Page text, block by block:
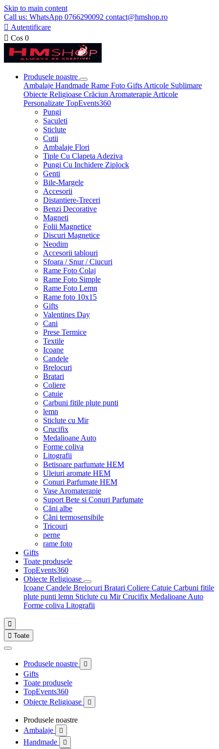
Skip to main content
Call us: WhatsApp 0766290092 contact@hmshop.ro
 Autentificare
 Cos 0
Produsele noastre
Ambalaje Handmade Rame Foto Gifts Articole Sublimare
Obiecte Religioase Crăciun Aromaterapie Articole
Personalizate TopEvents360
Pungi
Saculeti
Sticlute
Cutii
Ambalaje Flori
Tiple Cu Clapeta Adeziva
Pungi Cu Inchidere Ziplock
Genti
Bile-Margele
Accesorii
Distantiere-Treceri
Benzi Decorative
Magneti
Folii Magnetice
Discuri Magnetice
Neodim
Accesorii tablouri
Sfoara / Snur / Ciucuri
Rame Foto Colaj
Rame Foto Simple
Rame Foto Lemn
Rame foto 10x15
Gifts
Valentines Day
Cani
Prese Termice
Textile
Icoane
Candele
Brelocuri
Bratari
Coliere
Catuie
Carbuni fitile plute punti
lemn
Sticlute cu Mir
Crucifix
Medalioane Auto
Forme coliva
Litografii
Betisoare parfumate HEM
Uleiuri aromate HEM
Conuri Parfumate HEM
Vase Aromaterapie
Suport Bete si Conuri Parfumate
Căni albe
Căni termosensibile
Tricouri
perne
rame foto
Gifts
Toate produsele
TopEvents360
Obiecte Religioase
Icoane Candele Brelocuri Bratari Coliere Catuie Carbuni fitile
plute punti lemn Sticlute cu MirCrucifix Medalioane Auto
Forme coliva Litografii

 Toate
Produsele noastre 
Gifts
Toate produsele
TopEvents360
Obiecte Religioase

Produsele noastre
Ambalaje

Handmade 